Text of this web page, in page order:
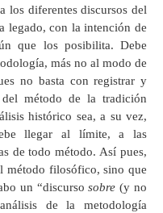
los diferentes discursos del
legado, con la intención de
que los posibilita. Debe
más no al modo de
no basta con registrar y
método de la tradición
histórico sea, a su vez,
llegar al límite, a las
de todo método. Así pues,
método filosófico, sino que
un “discursosobre (y no
de la metodología